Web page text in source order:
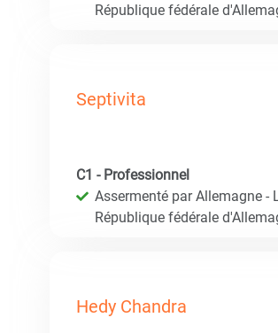
République fédérale
Septivita
C1 - Professionnel
Assermenté par Allemagne -
République fédérale
Hedy Chandra